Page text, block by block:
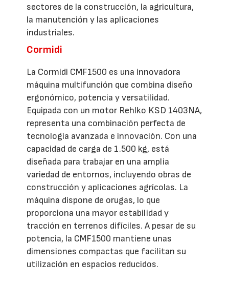
sectores de la construcción, la agricultura,
la manutención y las aplicaciones
industriales.
Cormidi
La Cormidi CMF1500 es una innovadora
máquina multifunción que combina diseño
ergonómico, potencia y versatilidad.
Equipada con un motor Rehlko KSD 1403NA,
representa una combinación perfecta de
tecnología avanzada e innovación. Con una
capacidad de carga de 1.500 kg, está
diseñada para trabajar en una amplia
variedad de entornos, incluyendo obras de
construcción y aplicaciones agrícolas. La
máquina dispone de orugas, lo que
proporciona una mayor estabilidad y
tracción en terrenos difíciles. A pesar de su
potencia, la CMF1500 mantiene unas
dimensiones compactas que facilitan su
utilización en espacios reducidos.